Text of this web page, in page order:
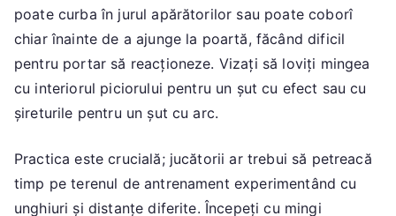
poate curba în jurul apărătorilor sau poate coborî
chiar înainte de a ajunge la poartă, făcând dificil
pentru portar să reacționeze. Vizați să loviți mingea
cu interiorul piciorului pentru un șut cu efect sau cu
șireturile pentru un șut cu arc.
Practica este crucială; jucătorii ar trebui să petreacă
timp pe terenul de antrenament experimentând cu
unghiuri și distanțe diferite. Începeți cu mingi